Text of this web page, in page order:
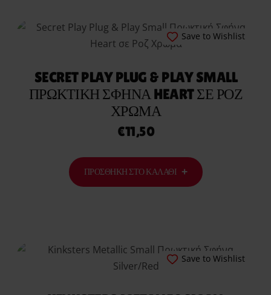
Save to Wishlist
SECRET PLAY PLUG & PLAY SMALL
ΠΡΩΚΤΙΚΉ ΣΦΉΝΑ HEART ΣΕ ΡΟΖ
ΧΡΏΜΑ
€11,50
ΠΡΟΣΘΉΚΗ ΣΤΟ ΚΑΛΆΘΙ
Save to Wishlist